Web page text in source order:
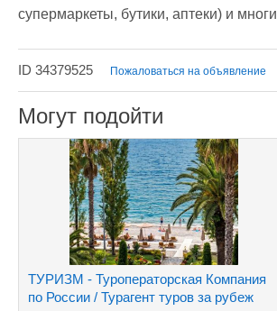
супермаркеты, бутики, аптеки) и
ID 34379525 Пожаловаться на объявление
Могут подойти
ТУРИЗМ - Туроператорская Компания
по России / Турагент туров за рубеж